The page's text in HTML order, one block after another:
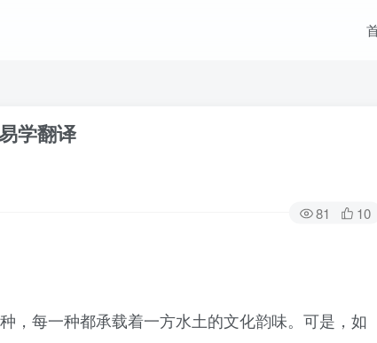
学翻译
81 10
，每一种都承载着一方水土的文化韵味。可是，如